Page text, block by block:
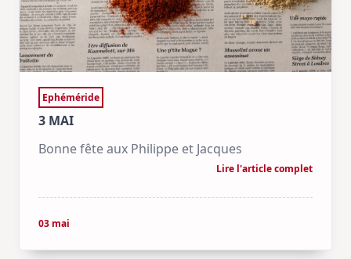
Ephéméride
3 MAI
Bonne fête aux Philippe et Jacques
Lire l'article complet
03 mai